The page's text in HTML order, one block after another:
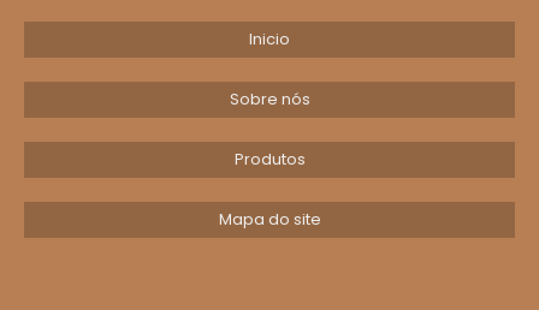
Além disso, vale a pena realizar testes e obter
feedback antes de uma implementação em
larga escala. Isso pode ajudar a identificar
potenciais falhas ou melhorias necessárias,
garantindo que você ofereça o máximo valor.
O foco sempre deve estar na criação de
soluções que realmente façam a diferença
para seus clientes, e não apenas em seguir a
Inicio
Sobre nós
Produtos
Mapa do site